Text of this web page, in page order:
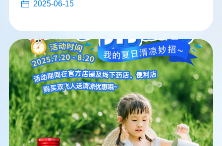
2025-06-15